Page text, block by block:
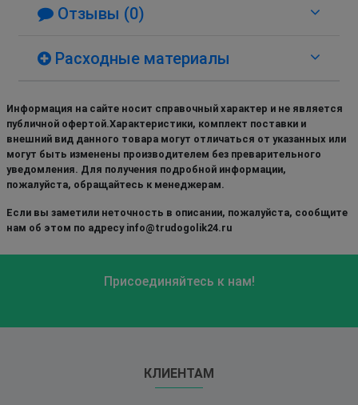
Отзывы (0)
Расходные материалы
Информация на сайте носит справочный характер и не является
публичной офертой.Характеристики, комплект поставки и
внешний вид данного товара могут отличаться от указанных или
могут быть изменены производителем без преварительного
уведомления. Для получения подробной информации,
пожалуйста, обращайтесь к менеджерам.
Если вы заметили неточность в описании, пожалуйста, сообщите
нам об этом по адресу info@trudogolik24.ru
Присоединяйтесь к нам!
КЛИЕНТАМ